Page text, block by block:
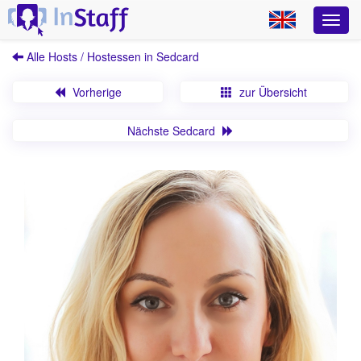
Alle Hosts / Hostessen in Sedcard
Vorherige zur Übersicht
Nächste Sedcard